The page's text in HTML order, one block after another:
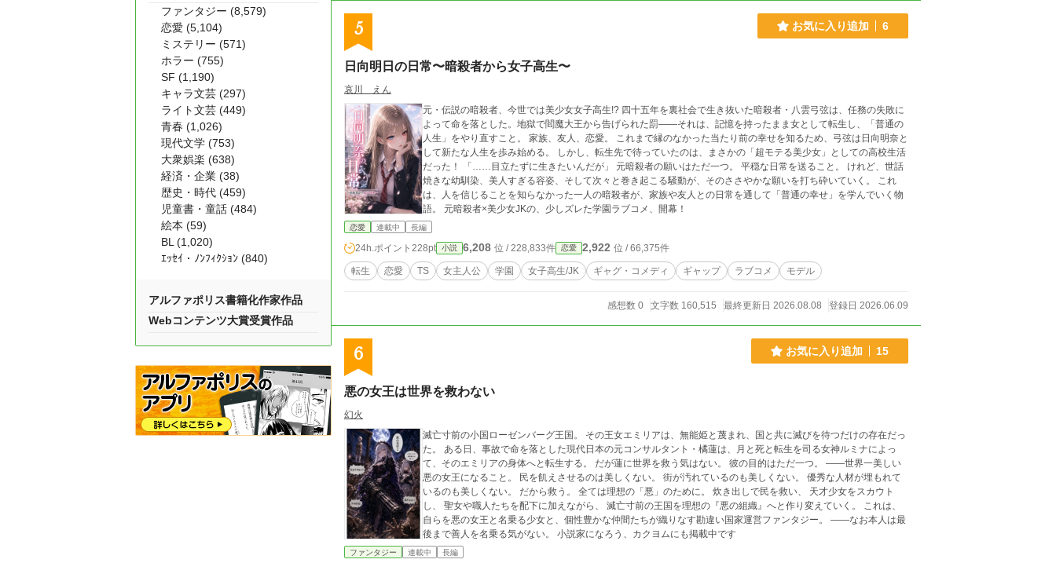
5 お気に入り追加 6
日向明日の日常〜暗殺者から女子高生〜
哀川 えん
元・伝説の暗殺者、今世では美少女女子高生!? 四十五年を裏社会で生き抜いた暗殺者・八雲弓弦は、任務の失敗に
よって命を落とした。地獄で閻魔大王から告げられた罰――それは、記憶を持ったまま女として転生し、「普通の
人生」をやり直すこと。 家族、友人、恋愛。 これまで縁のなかった当たり前の幸せを知るため、弓弦は日向明奈と
して新たな人生を歩み始める。 しかし、転生先で待っていたのは、まさかの「超モテる美少女」としての高校生活
だった！ 「……目立たずに生きたいんだが」 元暗殺者の願いはただ一つ。 平穏な日常を送ること。 けれど、世話
焼きな幼馴染、美人すぎる容姿、そして次々と巻き起こる騒動が、そのささやかな願いを打ち砕いていく。 これ
は、人を信じることを知らなかった一人の暗殺者が、家族や友人との日常を通して「普通の幸せ」を学んでいく物
語。 元暗殺者×美少女JKの、少しズレた学園ラブコメ、開幕！
恋愛 連載中 長編
24h.ポイント 228pt 小説 6,208 位 / 228,833件 恋愛 2,922 位 / 66,375件
転生 恋愛 TS 女主人公 学園 女子高生/JK ギャグ・コメディ ギャップ ラブコメ モデル
感想数 0 文字数 160,515 最終更新日 2026.08.08 登録日 2026.06.09
6 お気に入り追加 15
悪の女王は世界を救わない
幻火
滅亡寸前の小国ローゼンバーグ王国。 その王女エミリアは、無能姫と蔑まれ、国と共に滅びを待つだけの存在だっ
た。 ある日、事故で命を落とした現代日本の元コンサルタント・橘蓮は、月と死と転生を司る女神ルミナによっ
て、そのエミリアの身体へと転生する。 だが蓮に世界を救う気はない。 彼の目的はただ一つ。 ――世界一美しい
悪の女王になること。 民を飢えさせるのは美しくない。 街が汚れているのも美しくない。 優秀な人材が埋もれて
いるのも美しくない。 だから救う。 全ては理想の「悪」のために。 炊き出しで民を救い、 天才少女をスカウト
し、 聖女や職人たちを配下に加えながら、 滅亡寸前の王国を理想の『悪の組織』へと作り変えていく。 これは、
自らを悪の女王と名乗る少女と、個性豊かな仲間たちが織りなす勘違い国家運営ファンタジー。 ――なお本人は最
後まで善人を名乗る気がない。 小説家になろう、カクヨムにも掲載中です
ファンタジー 連載中 長編
ファンタジー (8,579)
恋愛 (5,104)
ミステリー (571)
ホラー (755)
SF (1,190)
キャラ文芸 (297)
ライト文芸 (449)
青春 (1,026)
現代文学 (753)
大衆娯楽 (638)
経済・企業 (38)
歴史・時代 (459)
児童書・童話 (484)
絵本 (59)
BL (1,020)
ｴｯｾｲ・ﾉﾝﾌｨｸｼｮﾝ (840)
アルファポリス書籍化作家作品
Webコンテンツ大賞受賞作品